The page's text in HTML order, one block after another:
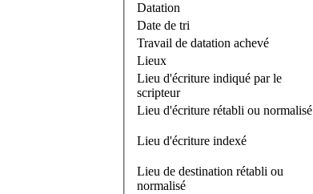
Datation
Date de tri
Travail de datation achevé
Lieux
Lieu d'écriture indiqué par le
scripteur
Lieu d'écriture rétabli ou normalisé
Lieu d'écriture indexé
Lieu de destination rétabli ou
normalisé